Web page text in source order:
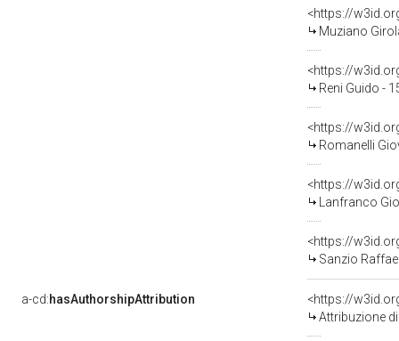
<https://
Muziano
<https://
Reni Guido -
<https://
Romanelli
<https://
Lanfranco
<https://
Sanzio
a-cd:hasAuthorshipAttribution
<https://
Attribuzione